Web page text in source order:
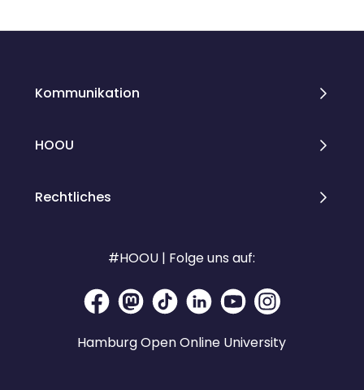
Kommunikation
HOOU
Rechtliches
#HOOU | Folge uns auf:
Hamburg Open Online University